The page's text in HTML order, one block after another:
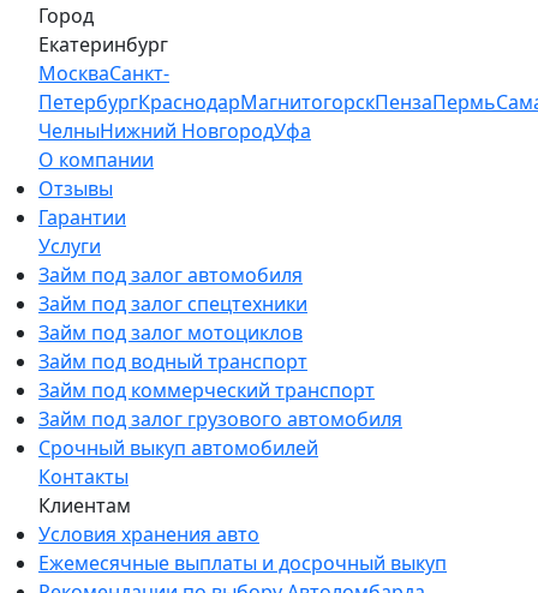
Город
Екатеринбург
МоскваСанкт-
ПетербургКраснодарМагнитогорскПензаПермь
ЧелныНижний НовгородУфа
О компании
Отзывы
Гарантии
Услуги
Займ под залог автомобиля
Займ под залог спецтехники
Займ под залог мотоциклов
Займ под водный транспорт
Займ под коммерческий транспорт
Займ под залог грузового автомобиля
Срочный выкуп автомобилей
Контакты
Клиентам
Условия хранения авто
Ежемесячные выплаты и досрочный выкуп